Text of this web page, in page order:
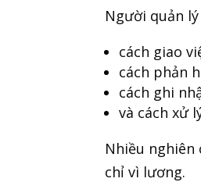
Người quản
cách giao
cách phản
cách ghi
và cách xử
Nhiều nghiên
chỉ vì lương.